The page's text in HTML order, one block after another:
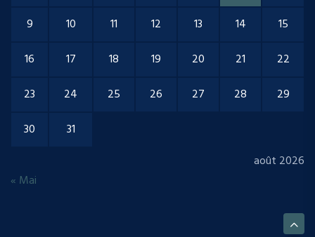
août 2026
9
10 11 12 13 14
15
16
17 18 19 20 21
22
23
24 25 26 27 28
29
30
31
« Mai